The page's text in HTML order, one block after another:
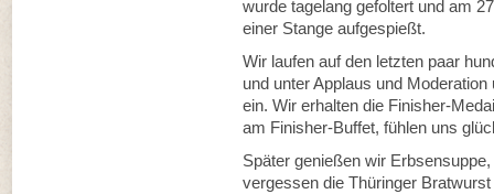
wurde tagelang gefoltert und am
einer Stange aufgespießt.
Wir laufen auf den letzten paar
und unter Applaus und
ein. Wir erhalten die Finisher-
am Finisher-Buffet, fühlen
Später genießen wir
vergessen die Thüringer